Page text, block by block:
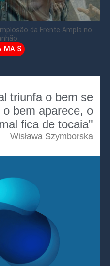
da Frente Ampla no
MAIS
triunfa o bem se
bem aparece, o
mal fica de tocaia"
Wisława Szymborska